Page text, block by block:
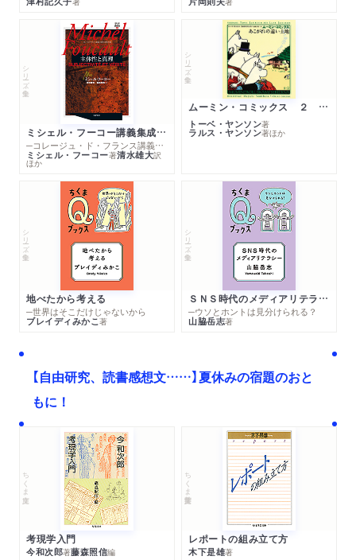
シリーズ・全集
ミシェル・フーコー講義集成１０ 主体性と真理
─コレージュ・ド・フランス講義１９８０－１９８１年度
ミシェル・フーコー著清水雄大訳
ほか
シリーズ・全集
ムーミン・コミックス ２ あこがれの遠い土地
トーベ・ヤンソン著
ラルス・ヤンソン著ほか
シリーズ・全集
地べたから考える
─世界はそこだけじゃないから
ブレイディみかこ著
シリーズ・全集
ＳＮＳ時代のメディアリテラシー
─ウソとホントは見分けられる？
山脇岳志著
【自由研究、読書感想文……】夏休みの宿題のおと
もに！
ちくま文庫
考現学入門
今和次郎著藤森照信編
ちくま学芸文庫
レポートの組み立て方
木下是雄著